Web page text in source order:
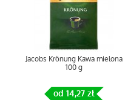
Jacobs Krönung Kawa mielona
100 g
od 14,27 zł